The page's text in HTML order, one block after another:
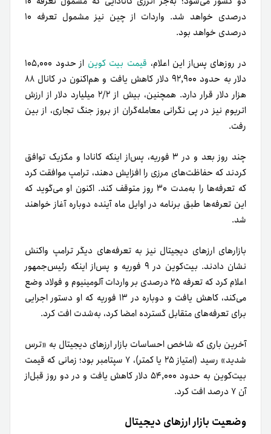
درصدی خواهد شد. واردات از چین نیز مشمول تعرفه ۱۰
درصدی خواهد بود.
در روزهای پس‌از این اعلام، قیمت بیت کوین
از حدود ۱۰۵,۰۰۰
دلار به حدود ۹۲,۹۰۰ دلار کاهش یافت و هم‌اکنون در کانال ۸۸
هزار دلار قرار دارد. همچنین، بیش از ۲/۲ میلیارد دلار از ارزش
اتریوم نیز در پی نگرانی معامله‌گران از بروز جنگ تجاری، از بین
رفت.
چند روز بعد و در ۳ فوریه، پس‌از اینکه کانادا و مکزیک توافق
کردند که حفاظت‌های مرزی را افزایش دهند، ترامپ موافقت کرد
که تعرفه‌ها را به‌مدت ۳۰ روز متوقف کند. اکنون او می‌گوید که
این تعرفه‌ها طبق برنامه در اوایل ماه آینده دوباره آغاز خواهند
شد.
بازارهای ارزهای دیجیتال نیز به تعرفه‌های دیگر ترامپ واکنش
نشان دادند. بیت‌کوین در ۹ فوریه و پس‌از اینکه رئیس‌جمهور
اعلام کرد که تعرفه ۲۵ درصدی بر واردات آلومینیوم و فولاد وضع
می‌کند، کاهش یافت و دوباره در ۱۳ فوریه که او دستور اجرایی
برای تعرفه‌های متقابل گسترده امضا کرد، به‌شدت افت کرد.
آخرین باری که شاخص احساسات بازار ارزهای دیجیتال به «ترس
شدید» رسید (امتیاز ۲۵ یا کمتر)، ۷ سپتامبر بود؛ زمانی که قیمت
بیت‌کوین به حدود ۵۴,۰۰۰ دلار کاهش یافت و در دو روز قبل‌از
آن ۷ درصد افت کرد.
وضعیت بازار ارزهای دیجیتال